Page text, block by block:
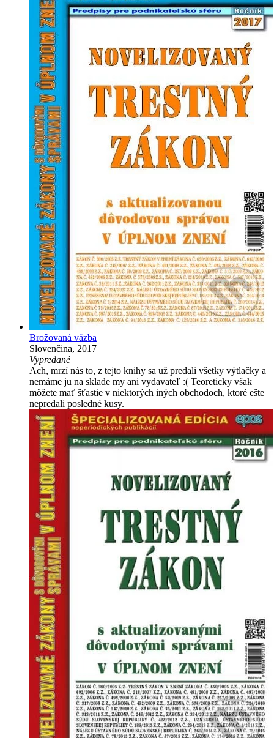
Brožovaná väzba
Slovenčina, 2017
Vypredané
Ach, mrzí nás to, z tejto knihy sa už predali všetky výtlačky a
nemáme ju na sklade my ani vydavateľ :( Teoreticky však
môžete mať šťastie v niektorých iných obchodoch, ktoré ešte
nepredali posledné kusy.